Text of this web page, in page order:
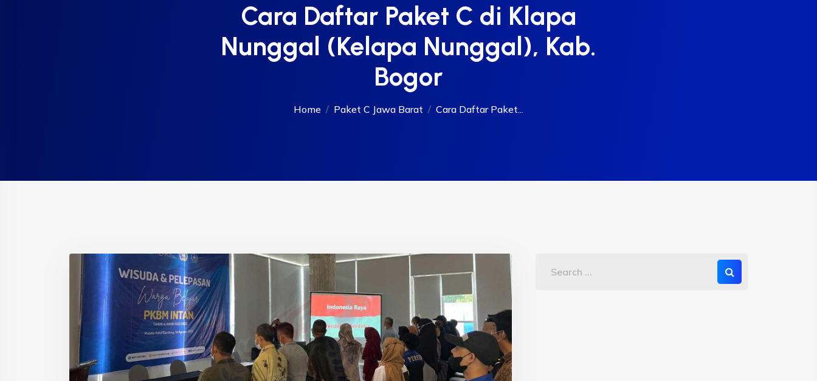
Cara Daftar Paket C di Klapa
Nunggal (Kelapa Nunggal), Kab.
Bogor
Home Paket C Jawa Barat Cara Daftar Paket...